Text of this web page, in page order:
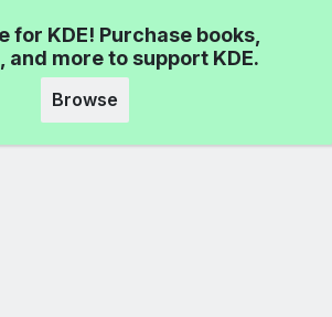
for KDE! Purchase books,
and more to support KDE.
Browse